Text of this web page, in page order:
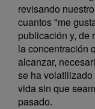
revisando
cuantos "me
publicación y, de
la concentración
alcanzar,
se ha
vida sin que
pasado.